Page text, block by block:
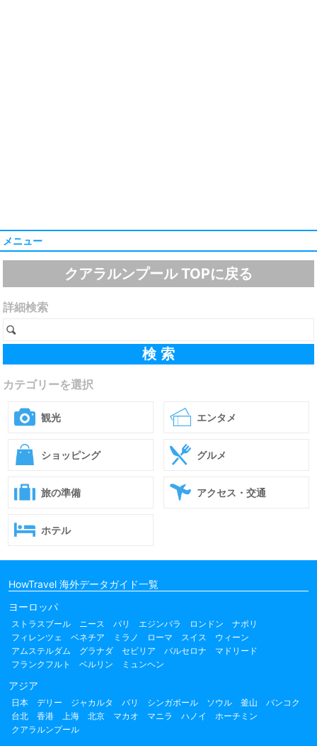
メニュー
クアラルンプール TOPに戻る
詳細検索
カテゴリーを選択
観光 エンタメ
ショッピング グルメ
旅の準備 アクセス・交通
ホテル
HowTravel 海外データガイド一覧
ヨーロッパ
ストラスブール ニース パリ エジンバラ ロンドン
ナポリ
フィレンツェ
ベネチア ミラノ ローマ スイス
ウィーン
アムステルダム
グラナダ セビリア バルセロナ
マドリード
フランクフルト
ベルリン ミュンヘン
アジア
日本 デリー ジャカルタ バリ シンガポール ソウル 釜山
バンコク
台北
香港 上海 北京 マカオ マニラ ハノイ
ホーチミン
クアラルンプール